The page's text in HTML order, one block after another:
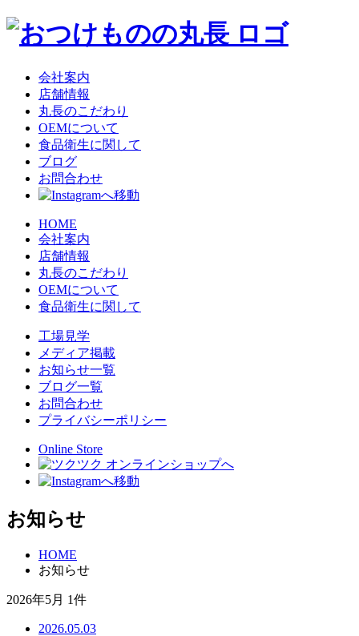
会社案内
店舗情報
丸長のこだわり
OEMについて
食品衛生に関して
ブログ
お問合わせ
HOME
会社案内
店舗情報
丸長のこだわり
OEMについて
食品衛生に関して
工場見学
メディア掲載
お知らせ一覧
ブログ一覧
お問合わせ
プライバシーポリシー
Online Store
お知らせ
HOME
お知らせ
2026年5月 1件
2026.05.03